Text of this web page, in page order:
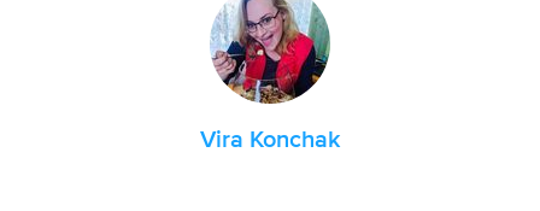
Vira Konchak